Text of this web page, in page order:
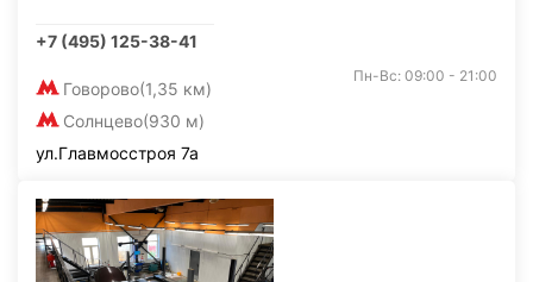
+7 (495) 125-38-41
Говорово(1,35 км)
Солнцево(930 м)
Пн-Вс: 09:00 - 21:00
ул.Главмосстроя 7а